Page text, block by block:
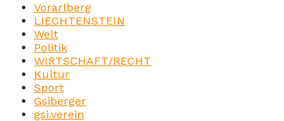
Vorarlberg
LIECHTENSTEIN
Welt
Politik
WIRTSCHAFT/RECHT
Kultur
Sport
Gsiberger
gsi.verein